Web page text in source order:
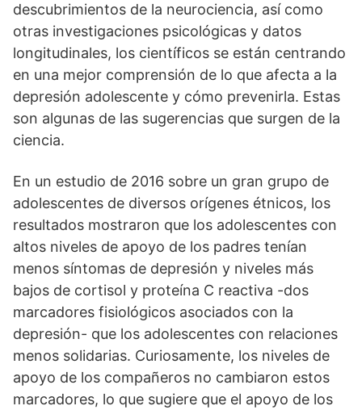
descubrimientos de la neurociencia, así como
otras investigaciones psicológicas y datos
longitudinales, los científicos se están centrando
en una mejor comprensión de lo que afecta a la
depresión adolescente y cómo prevenirla. Estas
son algunas de las sugerencias que surgen de la
ciencia.
En un estudio de 2016 sobre un gran grupo de
adolescentes de diversos orígenes étnicos, los
resultados mostraron que los adolescentes con
altos niveles de apoyo de los padres tenían
menos síntomas de depresión y niveles más
bajos de cortisol y proteína C reactiva -dos
marcadores fisiológicos asociados con la
depresión- que los adolescentes con relaciones
menos solidarias. Curiosamente, los niveles de
apoyo de los compañeros no cambiaron estos
marcadores, lo que sugiere que el apoyo de los